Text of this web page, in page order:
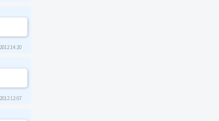
14:20
12:07